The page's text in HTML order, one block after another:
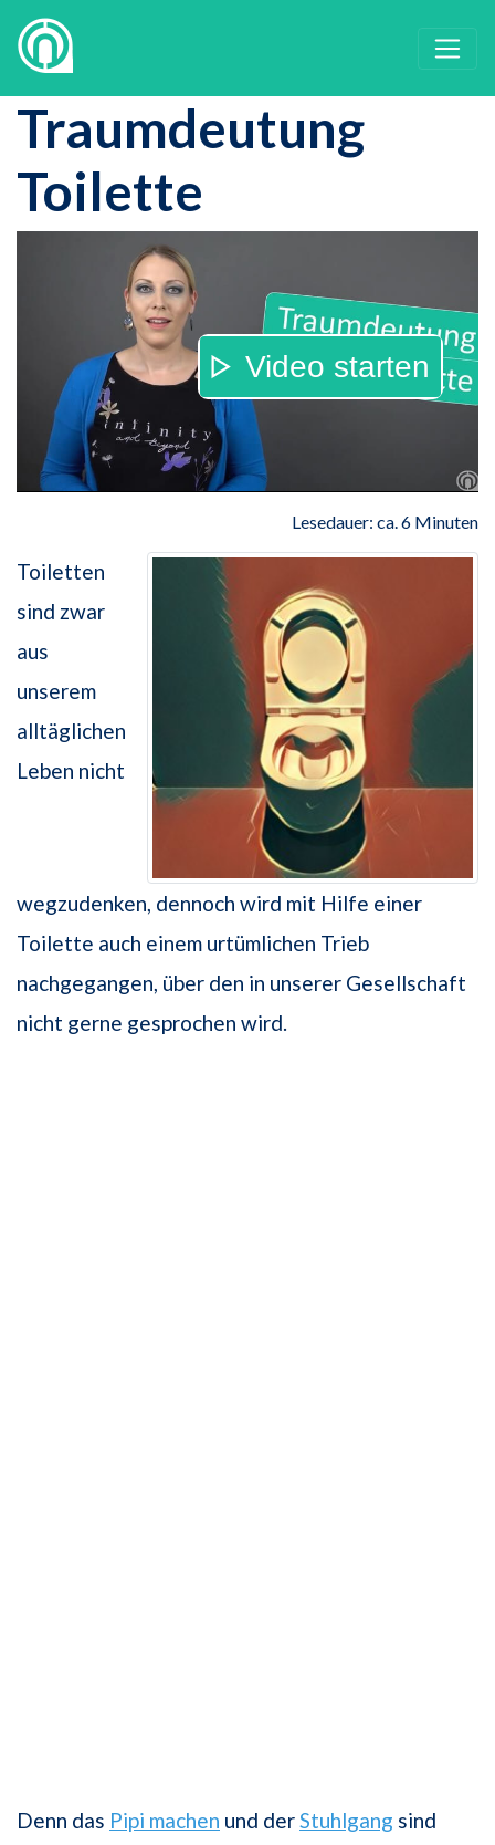
Traumdeutung
Toilette
Video starten
Lesedauer: ca. 6 Minuten
Toiletten
sind zwar
aus
unserem
alltäglichen
Leben nicht
wegzudenken, dennoch wird mit Hilfe einer
Toilette auch einem urtümlichen Trieb
nachgegangen, über den in unserer Gesellschaft
nicht gerne gesprochen wird.
Denn das Pipi machen und derStuhlgang sind